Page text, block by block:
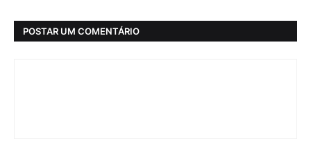
POSTAR UM COMENTÁRIO